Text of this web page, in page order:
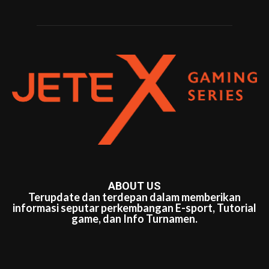
ABOUT US
Terupdate dan terdepan dalam memberikan
informasi seputar perkembangan E-sport, Tutorial
game, dan Info Turnamen.